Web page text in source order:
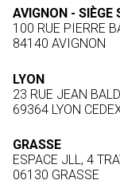
AVIGNON - SIÈGE
100 RUE PIERRE
84140 AVIGNON
LYON
23 RUE JEAN
69364 LYON
GRASSE
ESPACE JLL, 4
06130 GRASSE